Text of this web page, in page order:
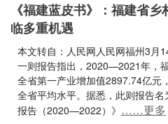
《福建蓝皮书》：福建省
临多重机遇
本文转自：人民网人民网福州3月
一则报告指出，2020—2021年，
全省第一产业增加值2897.74亿元
全省平均水平。据悉，此则报告
报告（2020—2022）》 ……更多